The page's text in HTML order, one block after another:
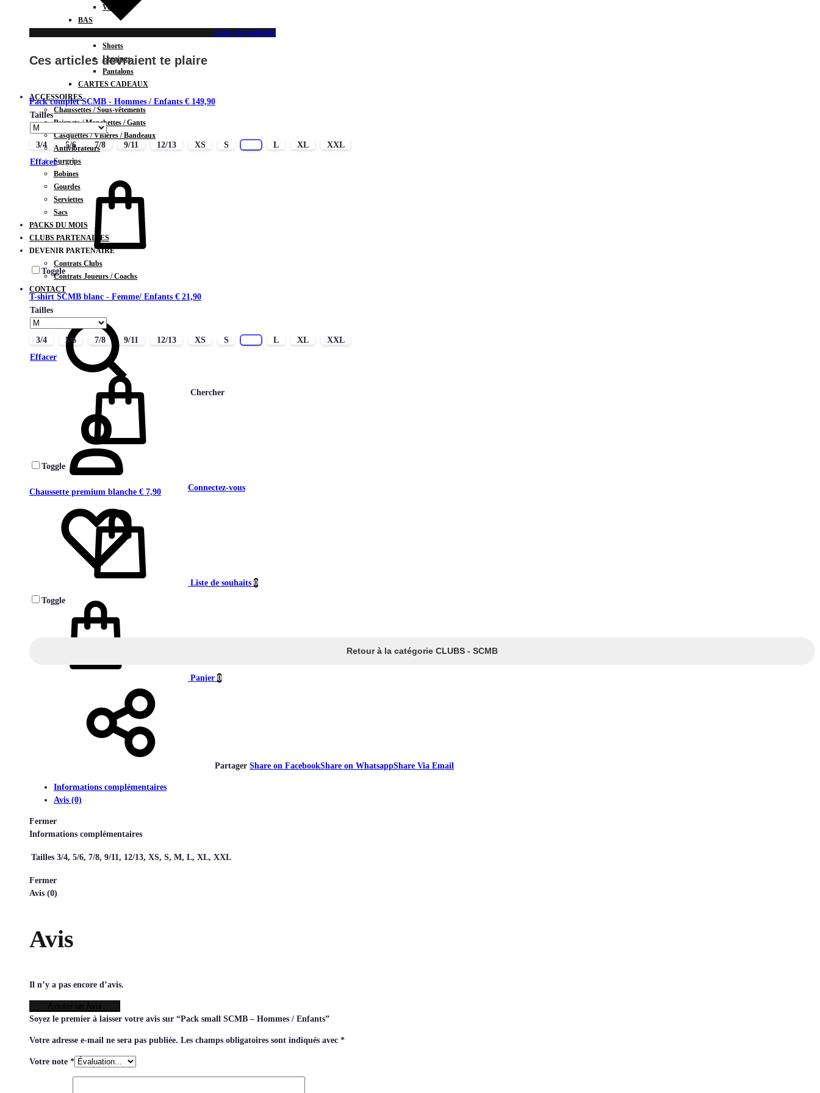
Vestes
BAS
Shorts
Leggings
Pantalons
CARTES CADEAUX
ACCESSOIRES
Chaussettes / Sous-vêtements
Poignets / Manchettes / Gants
Casquettes / Visières / Bandeaux
Antivibrateurs
Surgrips
Bobines
Gourdes
Serviettes
Sacs
PACKS DU MOIS
CLUBS PARTENAIRES
DEVENIR PARTENAIRE
Contrats Clubs
Contrats Joueurs / Coachs
CONTACT
Chercher
Connectez-vous
Liste de souhaits 0
Panier 0
Liste de souhaits
Ces articles devraient te plaire
Pack complet SCMB - Hommes / Enfants € 149,90
Tailles
3/4 5/6 7/8 9/11 12/13 XS S L XL
XXL
Effacer
Toggle
T-shirt SCMB blanc - Femme/ Enfants € 21,90
Tailles
3/4 5/6 7/8 9/11 12/13 XS S L XL
XXL
Effacer
Toggle
Chaussette premium blanche € 7,90
Toggle
Retour à la catégorie CLUBS - SCMB
Partager Share on FacebookShare on WhatsappShare Via Email
Informations complémentaires
Avis (0)
Fermer
Informations complémentaires
Tailles 3/4, 5/6, 7/8, 9/11, 12/13, XS, S, M, L, XL, XXL
Fermer
Avis (0)
Avis
Il n’y a pas encore d’avis.
Soyez le premier à laisser votre avis sur “Pack small SCMB – Hommes / Enfants”
Votre adresse e-mail ne sera pas publiée. Les champs obligatoires sont indiqués avec *
Votre note *